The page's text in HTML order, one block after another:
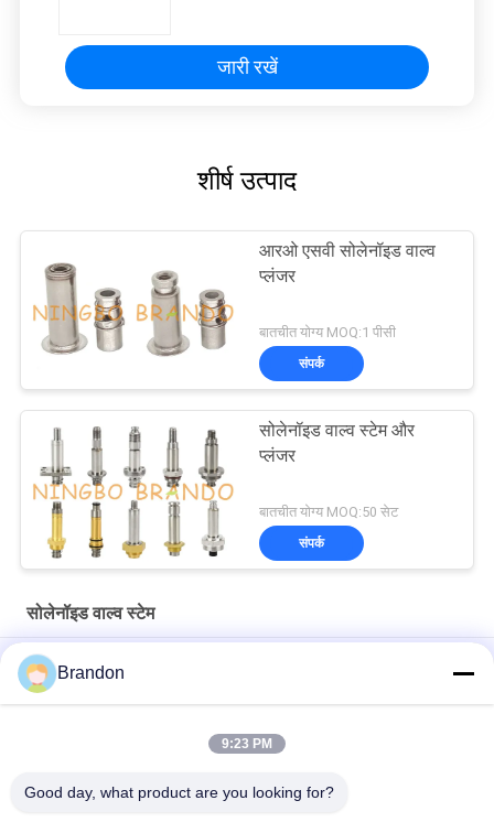
जारी रखें
शीर्ष उत्पाद
आरओ एसवी सोलेनॉइड वाल्व
प्लंजर
बातचीत योग्य MOQ:1 पीसी
संपर्क
सोलेनॉइड वाल्व स्टेम और
प्लंजर
बातचीत योग्य MOQ:50 सेट
संपर्क
सोलेनॉइड वाल्व स्टेम
3/2 रास्ता एनसी एलपीजी सीएनजी निकला हुआ किनारा सीट ब्रास गाइड ट्यूब सवार
विधानसभाBrandon
9:23 PM
Good day, what product are you looking for?